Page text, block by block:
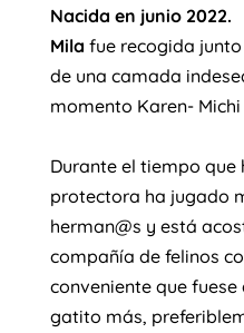
Nacida en junio 2022.
Mila fue recogida
de una camada
momento Karen- Michi
Durante el tiempo que
protectora ha jugado
herman@s y está
compañía de felinos
conveniente que
gatito más,